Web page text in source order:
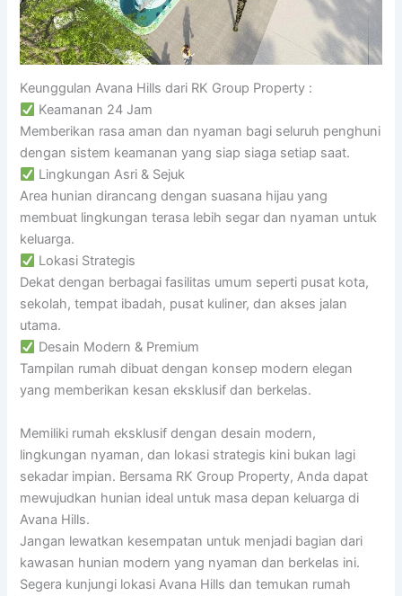
Keunggulan Avana Hills dari RK Group Property :
Keamanan 24 Jam
Memberikan rasa aman dan nyaman bagi seluruh penghuni
dengan sistem keamanan yang siap siaga setiap saat.
Lingkungan Asri & Sejuk
Area hunian dirancang dengan suasana hijau yang
membuat lingkungan terasa lebih segar dan nyaman untuk
keluarga.
Lokasi Strategis
Dekat dengan berbagai fasilitas umum seperti pusat kota,
sekolah, tempat ibadah, pusat kuliner, dan akses jalan
utama.
Desain Modern & Premium
Tampilan rumah dibuat dengan konsep modern elegan
yang memberikan kesan eksklusif dan berkelas.
Memiliki rumah eksklusif dengan desain modern,
lingkungan nyaman, dan lokasi strategis kini bukan lagi
sekadar impian. Bersama RK Group Property, Anda dapat
mewujudkan hunian ideal untuk masa depan keluarga di
Avana Hills.
Jangan lewatkan kesempatan untuk menjadi bagian dari
kawasan hunian modern yang nyaman dan berkelas ini.
Segera kunjungi lokasi Avana Hills dan temukan rumah